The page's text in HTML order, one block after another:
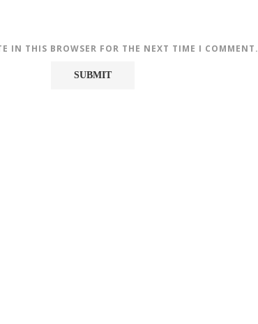
IN THIS BROWSER FOR THE NEXT TIME I COMMENT.